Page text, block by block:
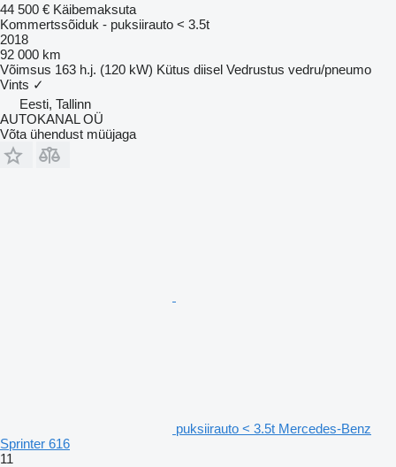
44 500 € Käibemaksuta
Kommertssõiduk - puksiirauto < 3.5t
2018
92 000 km
Võimsus 163 h.j. (120 kW) Kütus diisel Vedrustus vedru/pneumo
Vints ✓
Eesti, Tallinn
AUTOKANAL OÜ
Võta ühendust müüjaga
puksiirauto < 3.5t Mercedes-Benz
Sprinter 616
11